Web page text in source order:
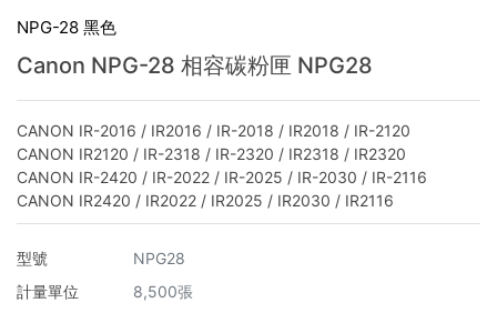
NPG-28 黑色
Canon NPG-28 相容碳粉匣 NPG28
CANON IR-2016 / IR2016 / IR-2018 / IR2018 / IR-2120
CANON IR2120 / IR-2318 / IR-2320 / IR2318 / IR2320
CANON IR-2420 / IR-2022 / IR-2025 / IR-2030 / IR-2116
CANON IR2420 / IR2022 / IR2025 / IR2030 / IR2116
型號
NPG28
計量單位
8,500張